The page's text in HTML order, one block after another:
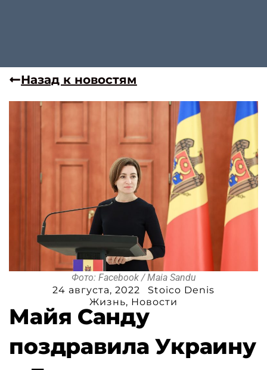
Назад к новостям
Фото: Facebook / Maia Sandu
24 августа, 2022
Stoico Denis
Жизнь, Новости
Майя Санду
поздравила Украину